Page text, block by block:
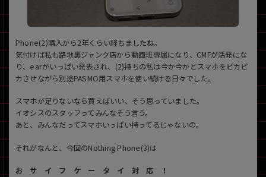
Phone(2)購入から2年くらい経ちましたね。
気付けば私も路地裏ジャンク店から動画班専属になり、CMFが活発にな
り、earがいっぱい発表され、(2)持ちの私は今か今かとスマホをピカピ
カさせながら別途PASMO用スマホを使い続ける日々でした。
スマホが足りないなら買えばいい、そう思っていました。
イオシスのスタッフってみんなそう言う。
あと、みんなだってスマホいっぱい持ってるじゃないの。
それがなんと、今回のNothing Phone(3)は
お サ イ フ ケ ー タ イ 対 応 ！
各項目のチェックボックスは「or検索」となります。
ただし機能別のみ「and検索」となります。